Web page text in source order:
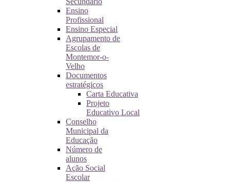
Ensino
Profissional
Ensino Especial
Agrupamento de
Escolas de
Montemor-o-
Velho
Documentos
estratégicos
Carta Educativa
Projeto
Educativo Local
Conselho
Municipal da
Educação
Número de
alunos
Ação Social
Escolar